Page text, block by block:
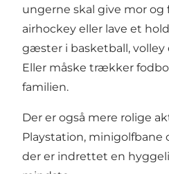
ungerne skal give mor og
airhockey eller lave et
gæster i basketball, volley
Eller måske trækker
familien.
Der er også mere rolige
Playstation, minigolfbane
der er indrettet en